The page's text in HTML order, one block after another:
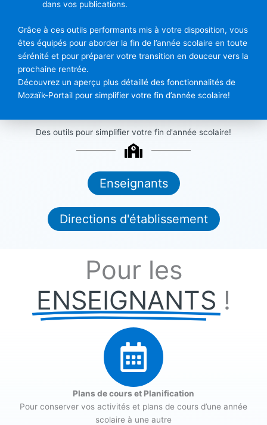
dans vos publications.
Grâce à ces outils performants mis à votre disposition, vous
êtes équipés pour aborder la fin de l’année scolaire en toute
sérénité et pour préparer votre transition en douceur vers la
prochaine rentrée.
Découvrez un aperçu plus détaillé des fonctionnalités de
Mozaïk-Portail pour simplifier votre fin d’année scolaire!
Des outils pour simplifier votre fin d'année scolaire!
Enseignants
Directions d'établissement
Pour les
ENSEIGNANTS !
Plans de cours et Planification
Pour conserver vos activités et plans de cours d’une année
scolaire à une autre